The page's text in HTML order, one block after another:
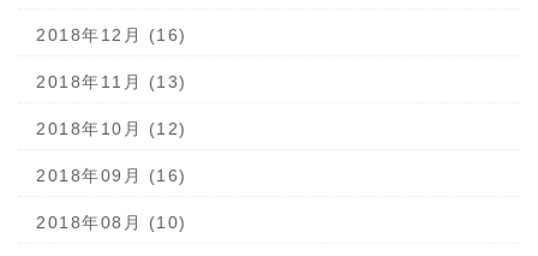
2018年12月 (16)
2018年11月 (13)
2018年10月 (12)
2018年09月 (16)
2018年08月 (10)